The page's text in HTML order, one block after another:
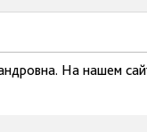
На нашем